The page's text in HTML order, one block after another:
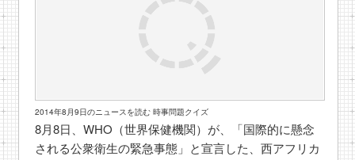
2014年8月9日のニュースを読む 時事問題クイズ
8月8日、WHO（世界保健機関）が、「国際的に懸念
される公衆衛生の緊急事態」と宣言した、西アフリカ